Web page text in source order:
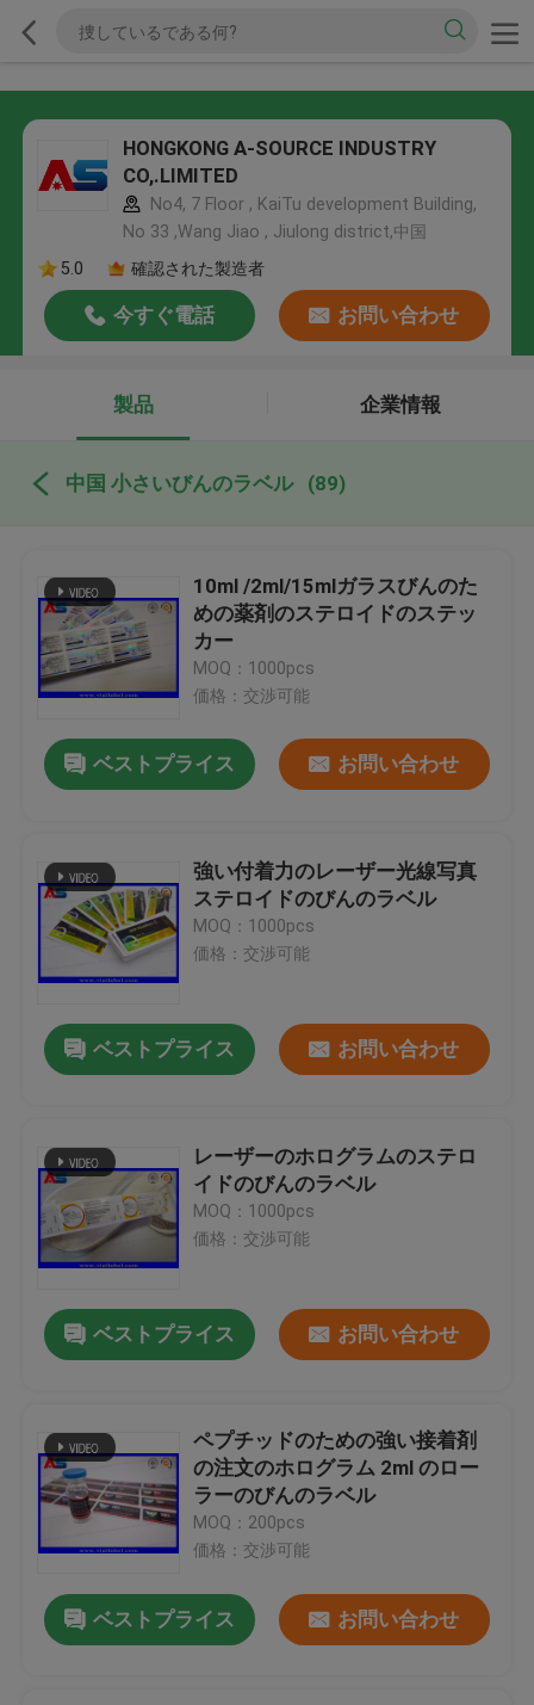
HONGKONG A-SOURCE INDUSTRY
CO,.LIMITED
No4, 7 Floor , KaiTu development Building,
No 33 ,Wang Jiao , Jiulong district,中国
5.0
確認された製造者
今すぐ電話 お問い合わせ
製品 企業情報
中国 小さいびんのラベル (89)
10ml /2ml/15mlガラスびんのた
めの薬剤のステロイドのステッ
カー
MOQ：1000pcs
価格：交渉可能
ベストプライス お問い合わせ
強い付着力のレーザー光線写真
ステロイドのびんのラベル
MOQ：1000pcs
価格：交渉可能
ベストプライス お問い合わせ
レーザーのホログラムのステロ
イドのびんのラベル
MOQ：1000pcs
価格：交渉可能
ベストプライス お問い合わせ
ペプチッドのための強い接着剤
の注文のホログラム 2ml のロー
ラーのびんのラベル
MOQ：200pcs
価格：交渉可能
ベストプライス お問い合わせ